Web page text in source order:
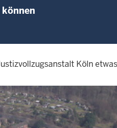
Köln